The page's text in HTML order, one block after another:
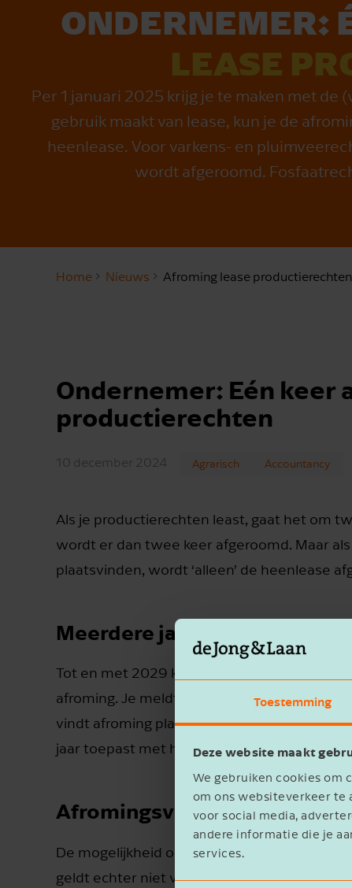
Toestemming
Deze website maakt
We gebruiken cookies om
om ons websiteverkeer te
voor social media,
andere informatie die je
services.
ONDERNEMER:
LEASE
Per 1 januari 2025 krijg je te maken met
gebruik maakt van lease, kun je de
heenlease. Voor varkens- en
wordt afgeroomd.
Home Nieuws Afroming lease productierechten
Ondernemer: Eén keer
productierechten
10 december 2024 Agrarisch Accountancy
Als je productierechten least, gaat het om
wordt er dan twee keer afgeroomd. Maar
plaatsvinden, wordt ‘alleen’ de heenlease
Meerdere jaren lease
Tot en met 2029 kun je varkens- en
afroming. Je meldt wel ieder kalenderjaar
vindt afroming plaats bij de heenlease. De
jaar toepast met hetzelfde bedrijf.
Afromingsvrije lease fosfaat
De mogelijkheid om maximaal 100 kg
geldt echter niet voor varkens- en